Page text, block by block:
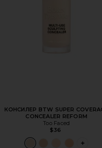
КОНСИЛЕР BTW SUPER
CONCEALER REFORM
Too Faced
$36
PLUS